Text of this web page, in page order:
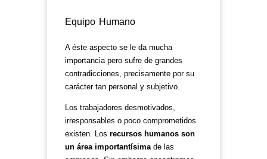
Equipo Humano
A éste aspecto se le da mucha
importancia pero sufre de grandes
contradicciones, precisamente por su
carácter tan personal y subjetivo.
Los trabajadores desmotivados,
irresponsables o poco comprometidos
existen. Los recursos humanos son
un área importantísimade las